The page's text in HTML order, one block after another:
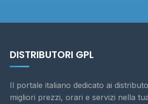
DISTRIBUTORI GPL
Il portale italiano dedicato ai
migliori prezzi, orari e servizi nella